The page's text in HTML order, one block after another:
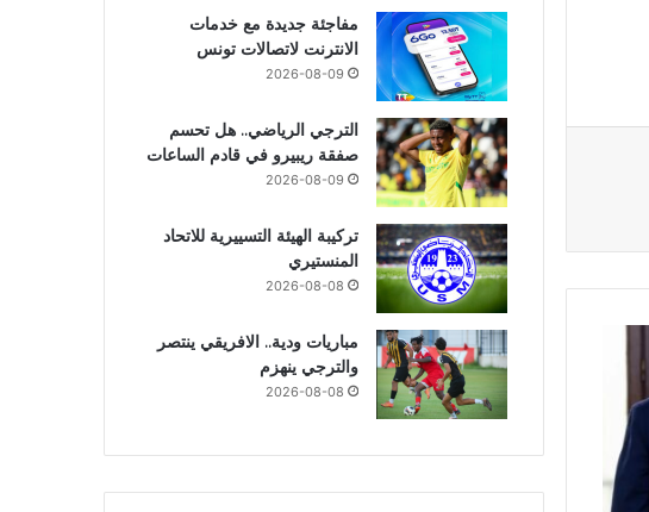
مفاجئة جديدة مع خدمات
الانترنت لاتصالات تونس
2026-08-09
الترجي الرياضي.. هل تحسم
صفقة ريبيرو في قادم الساعات
2026-08-09
تركيبة الهيئة التسييرية للاتحاد
المنستيري
2026-08-08
مباريات ودية.. الافريقي ينتصر
والترجي ينهزم
2026-08-08